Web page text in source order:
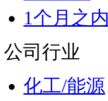
1个月之内
公司行业
化工/能源